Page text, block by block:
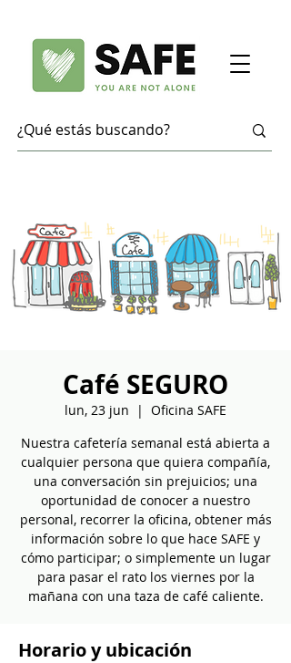
Café SEGURO
lun, 23 jun
  |
Oficina SAFE
Nuestra cafetería semanal está abierta a
cualquier persona que quiera compañía,
una conversación sin prejuicios; una
oportunidad de conocer a nuestro
personal, recorrer la oficina, obtener más
información sobre lo que hace SAFE y
cómo participar; o simplemente un lugar
para pasar el rato los viernes por la
mañana con una taza de café caliente.
Horario y ubicación